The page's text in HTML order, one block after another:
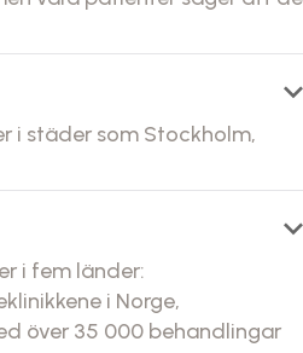
keyboard_arrow_down
i städer som Stockholm,
keyboard_arrow_down
i fem länder:
i Norge,
över 35 000 behandlingar